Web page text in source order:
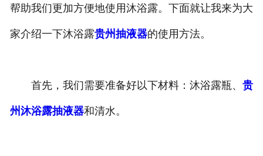
联系我们
帮助我们更加方便地使用沐浴露。下面就让我来为大
家介绍一下沐浴露贵州抽液器的使用方法。
首先，我们需要准备好以下材料：沐浴露瓶、 贵
州沐浴露抽液器和清水。